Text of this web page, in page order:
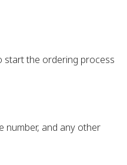
start the ordering process
number, and any other